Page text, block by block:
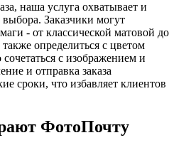
наша услуга охватывает и
Заказчики могут
- от классической матовой до
определиться с цветом
с изображением и
и отправка заказа
сроки, что избавляет клиентов
ФотоПочту